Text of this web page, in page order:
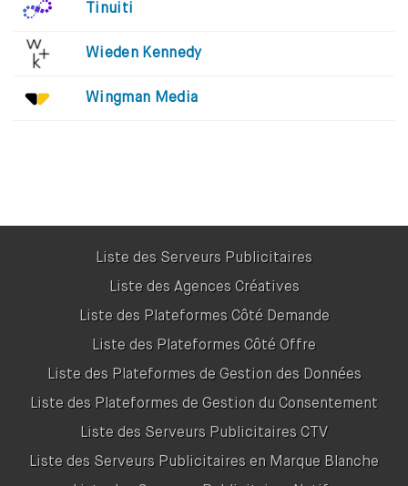
Tinuiti
Wieden Kennedy
Wingman Media
Liste des Serveurs Publicitaires
Liste des Agences Créatives
Liste des Plateformes Côté Demande
Liste des Plateformes Côté Offre
Liste des Plateformes de Gestion des Données
Liste des Plateformes de Gestion du Consentement
Liste des Serveurs Publicitaires CTV
Liste des Serveurs Publicitaires en Marque Blanche